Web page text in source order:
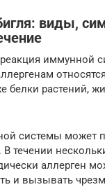
виды,
иммунной
белки растений,
системы может
В течении
аллерген
и вызывать